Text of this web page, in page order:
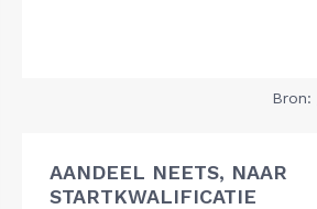
Bron:
AANDEEL NEETS, NAAR
STARTKWALIFICATIE